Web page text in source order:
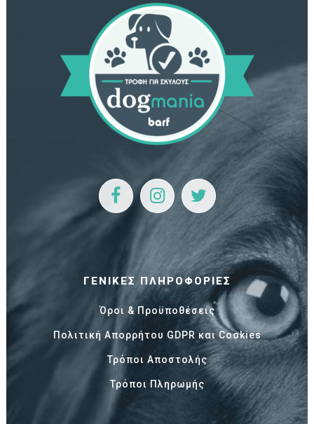
ΓΕΝΙΚΈΣ ΠΛΗΡΟΦΟΡΊΕΣ
Όροι & Προϋποθέσεις
Πολιτική Απορρήτου GDPR και Cookies
Τρόποι Αποστολής
Τρόποι Πληρωμής